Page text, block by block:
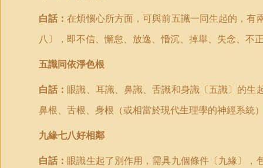
白話：在煩惱心所方面，可與前五識一同生起的，
八〕，即不信、懈怠、放逸、惛沉、掉舉、失念、不
五識同依淨色根
白話： 眼識、耳識、鼻識、舌識和身識〔五識〕的
鼻根、舌根、身根（或相當於現代生理學的神經系統
九緣七八好相鄰
白話： 眼識生起了別作用，需具九個條件〔九緣〕